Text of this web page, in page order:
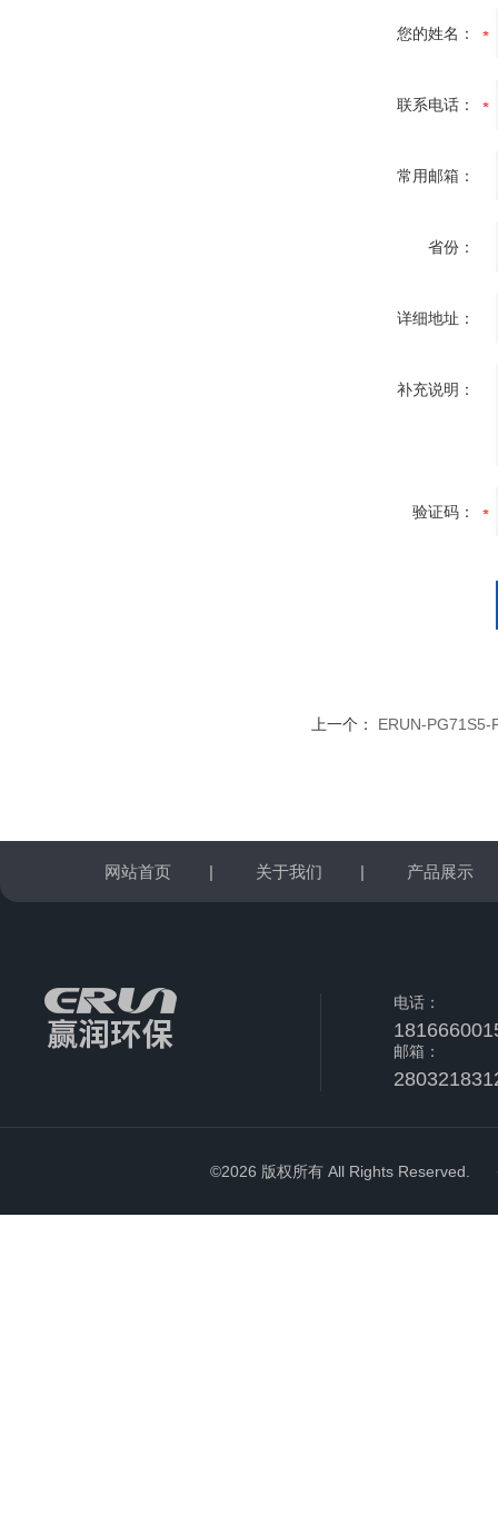
您的姓名：
联系电话：
常用邮箱：
省份：
详细地址：
补充说明：
验证码：
上一个： ERUN-PG71S5-
网站首页 | 关于我们 | 产品展示
电话：
邮箱：
©2026 版权所有 All Rights Reserved.